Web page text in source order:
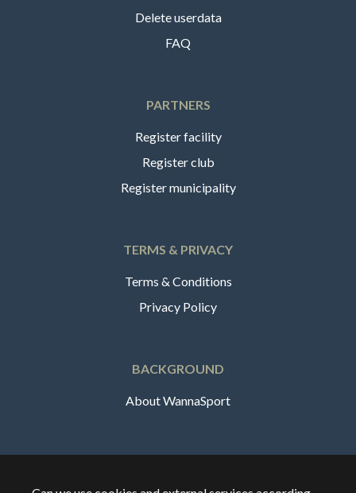
Delete userdata
FAQ
PARTNERS
Register facility
Register club
Register municipality
TERMS & PRIVACY
Terms & Conditions
Privacy Policy
BACKGROUND
About WannaSport